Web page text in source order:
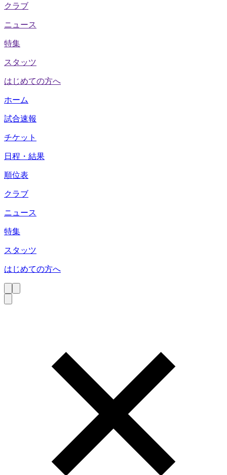
クラブ
ニュース
特集
スタッツ
はじめての方へ
ホーム
試合速報
チケット
日程・結果
順位表
クラブ
ニュース
特集
スタッツ
はじめての方へ